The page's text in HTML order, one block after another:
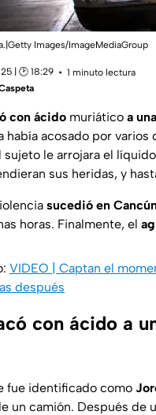
Images/ImageMediaGroup
| 🕑 18:29
1 minuto lectura
con ácido muriático a
había acosado por
sujeto le arrojara el
sus heridas, y
sucedió en
horas. Finalmente, el
VIDEO | Captan el
después
con ácido a
fue identificado como
un camión. Después de